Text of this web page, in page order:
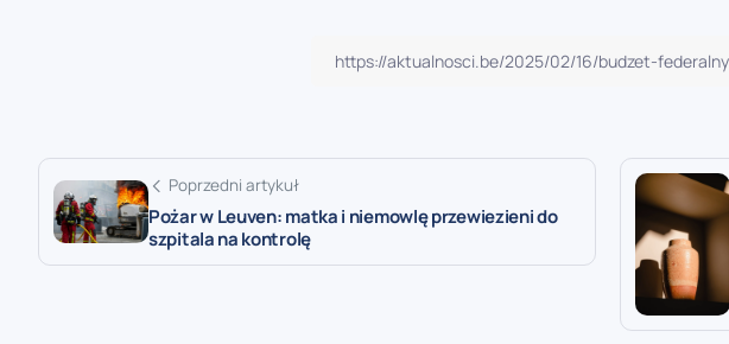
Poprzedni artykuł
Pożar w Leuven: matka i niemowlę przewiezieni do
szpitala na kontrolę